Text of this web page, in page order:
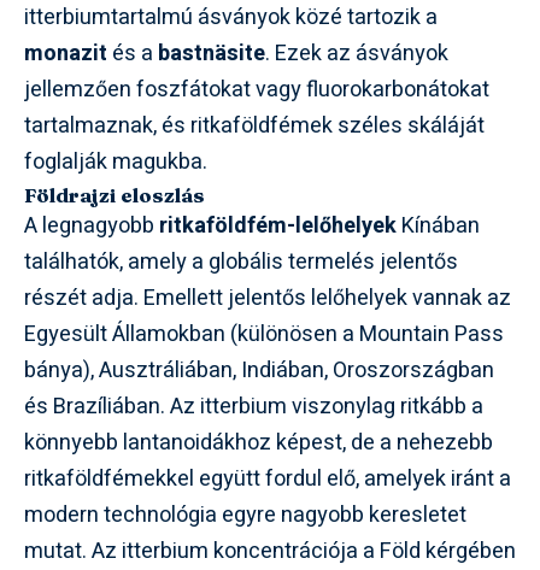
itterbiumtartalmú ásványok közé tartozik a
monazit és a bastnäsite. Ezek az ásványok
jellemzően foszfátokat vagy fluorokarbonátokat
tartalmaznak, és ritkaföldfémek széles skáláját
foglalják magukba.
Földrajzi eloszlás
A legnagyobb ritkaföldfém-lelőhelyekKínában
találhatók, amely a globális termelés jelentős
részét adja. Emellett jelentős lelőhelyek vannak az
Egyesült Államokban (különösen a Mountain Pass
bánya), Ausztráliában, Indiában, Oroszországban
és Brazíliában. Az itterbium viszonylag ritkább a
könnyebb lantanoidákhoz képest, de a nehezebb
ritkaföldfémekkel együtt fordul elő, amelyek iránt a
modern technológia egyre nagyobb keresletet
mutat. Az itterbium koncentrációja a Föld kérgében